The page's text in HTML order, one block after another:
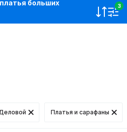
больших
3
Платья и сарафаны